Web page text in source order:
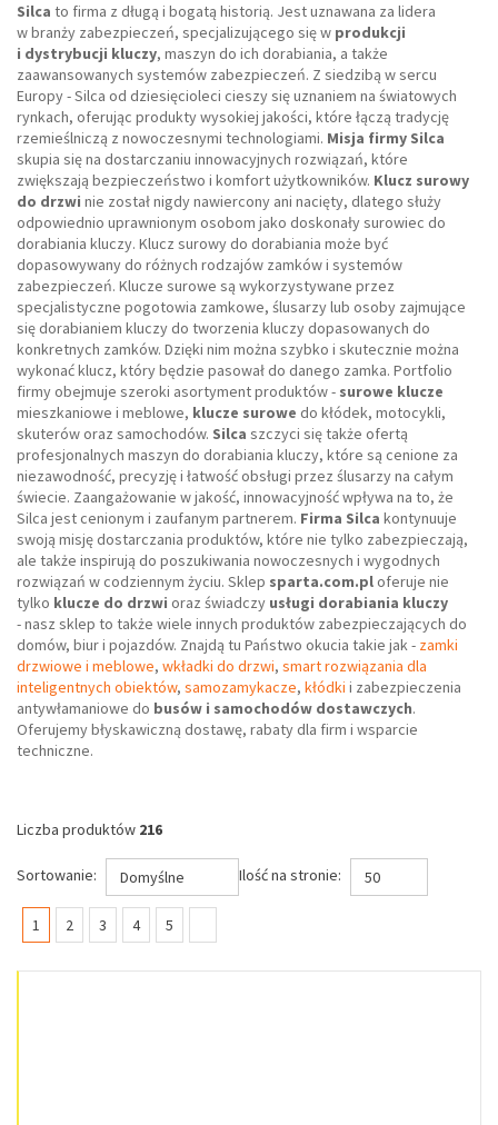
Silca to firma z długą i bogatą historią. Jest uznawana za lidera
w branży zabezpieczeń, specjalizującego się w produkcji
i dystrybucji kluczy, maszyn do ich dorabiania, a także
zaawansowanych systemów zabezpieczeń. Z siedzibą w sercu
Europy - Silca od dziesięcioleci cieszy się uznaniem na światowych
rynkach, oferując produkty wysokiej jakości, które łączą tradycję
rzemieślniczą z nowoczesnymi technologiami. Misja firmy Silca
skupia się na dostarczaniu innowacyjnych rozwiązań, które
zwiększają bezpieczeństwo i komfort użytkowników. Klucz surowy
do drzwi nie został nigdy nawiercony ani nacięty, dlatego służy
odpowiednio uprawnionym osobom jako doskonały surowiec do
dorabiania kluczy. Klucz surowy do dorabiania może być
dopasowywany do różnych rodzajów zamków i systemów
zabezpieczeń. Klucze surowe są wykorzystywane przez
specjalistyczne pogotowia zamkowe, ślusarzy lub osoby zajmujące
się dorabianiem kluczy do tworzenia kluczy dopasowanych do
konkretnych zamków. Dzięki nim można szybko i skutecznie można
wykonać klucz, który będzie pasował do danego zamka. Portfolio
firmy obejmuje szeroki asortyment produktów - surowe klucze
mieszkaniowe i meblowe, klucze surowe do kłódek, motocykli,
skuterów oraz samochodów. Silca szczyci się także ofertą
profesjonalnych maszyn do dorabiania kluczy, które są cenione za
niezawodność, precyzję i łatwość obsługi przez ślusarzy na całym
świecie. Zaangażowanie w jakość, innowacyjność wpływa na to, że
Silca jest cenionym i zaufanym partnerem. Firma Silca kontynuuje
swoją misję dostarczania produktów, które nie tylko zabezpieczają,
ale także inspirują do poszukiwania nowoczesnych i wygodnych
rozwiązań w codziennym życiu. Sklep sparta.com.ploferuje nie
tylko klucze do drzwi oraz świadczy usługi dorabiania kluczy
- nasz sklep to także wiele innych produktów zabezpieczających do
domów, biur i pojazdów. Znajdą tu Państwo okucia takie jak - zamki
drzwiowe i meblowe, wkładki do drzwi, smart rozwiązania dla
inteligentnych obiektów, samozamykacze, kłódki i zabezpieczenia
antywłamaniowe do busów i samochodów dostawczych.
Oferujemy błyskawiczną dostawę, rabaty dla firm i wsparcie
techniczne.
Liczba produktów 216
Sortowanie: Domyślne Ilość na stronie: 50
1 (current)
2 3 4 5